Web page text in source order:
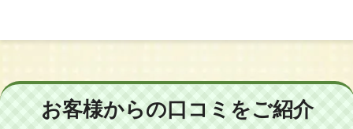
お客様からの口コミをご紹介